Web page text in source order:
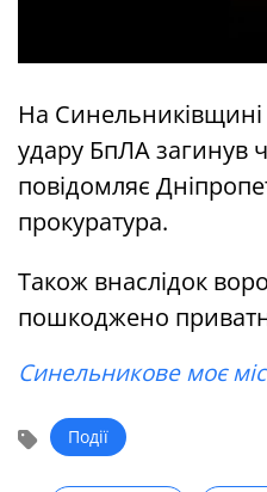
На Синельниківщині
удару БпЛА загинув
повідомляє
прокуратура.
Також внаслідок
пошкоджено
Синельникове моє
Події